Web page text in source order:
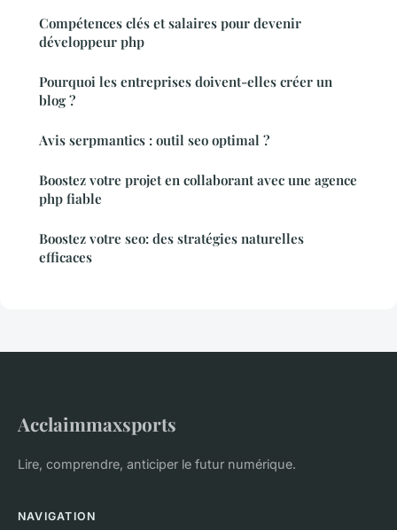
Compétences clés et salaires pour devenir
développeur php
Pourquoi les entreprises doivent-elles créer un
blog ?
Avis serpmantics : outil seo optimal ?
Boostez votre projet en collaborant avec une agence
php fiable
Boostez votre seo: des stratégies naturelles
efficaces
Acclaimmaxsports
Lire, comprendre, anticiper le futur numérique.
NAVIGATION